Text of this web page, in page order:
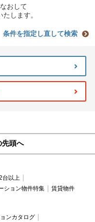
おして
します。
条件を指定し直して検索
先頭へ
台以上
ション物件特集 賃貸物件
ンカタログ